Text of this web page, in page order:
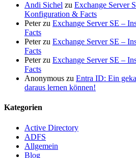
Andi Sichel zu Exchange Server
Konfiguration & Facts
Peterzu Exchange Server SE –
Facts
Peterzu Exchange Server SE –
Facts
Peterzu Exchange Server SE –
Facts
Anonymous zu Entra ID: Ein
daraus lernen können!
Kategorien
Active Directory
ADFS
Allgemein
Blog